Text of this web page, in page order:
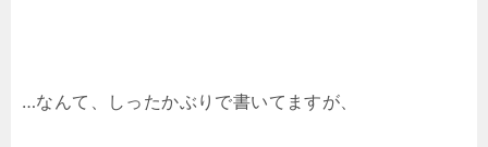
…なんて、しったかぶりで書いてますが、